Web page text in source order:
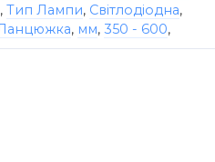
, Тип Лампи, Світлодіодна,
, мм, 350 - 600,